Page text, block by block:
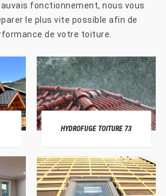
fonctionnement, nous vous
le plus vite possible afin de
de votre toiture.
HYDROFUGE TOITURE 73